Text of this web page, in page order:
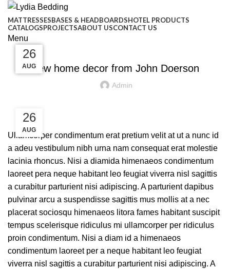
MATTRESSESBASES & HEADBOARDSHOTEL PRODUCTS
CATALOGSPROJECTSABOUT USCONTACT US
Menu
New home decor from John Doerson
Admin
26
AUG
Ullamcorper condimentum erat pretium velit at ut a nunc id
a adeu vestibulum nibh urna nam consequat erat molestie
lacinia rhoncus. Nisi a diamida himenaeos condimentum
laoreet pera neque habitant leo feugiat viverra nisl sagittis
a curabitur parturient nisi adipiscing. A parturient dapibus
pulvinar arcu a suspendisse sagittis mus mollis at a nec
placerat sociosqu himenaeos litora fames habitant suscipit
tempus scelerisque ridiculus mi ullamcorper per ridiculus
proin condimentum. Nisi a diam id a himenaeos
condimentum laoreet per a neque habitant leo feugiat
viverra nisl sagittis a curabitur parturient nisi adipiscing. A
27
AUG
27
AUG
26
AUG
26
AUG